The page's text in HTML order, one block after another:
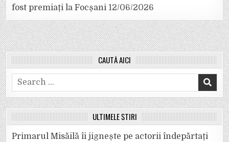
fost premiați la Focșani 12/06/2026
CAUTĂ AICI
Search
for:
ULTIMELE ȘTIRI
Primarul Misăilă îi jignește pe actorii îndepărtați